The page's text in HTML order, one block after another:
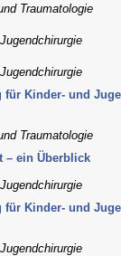
Traumatologie
für Kinder- und
Traumatologie
– ein Überblick
für Kinder- und